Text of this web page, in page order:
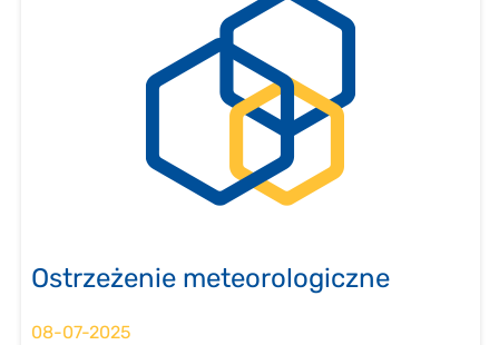
Ostrzeżenie meteorologiczne
08-07-2025